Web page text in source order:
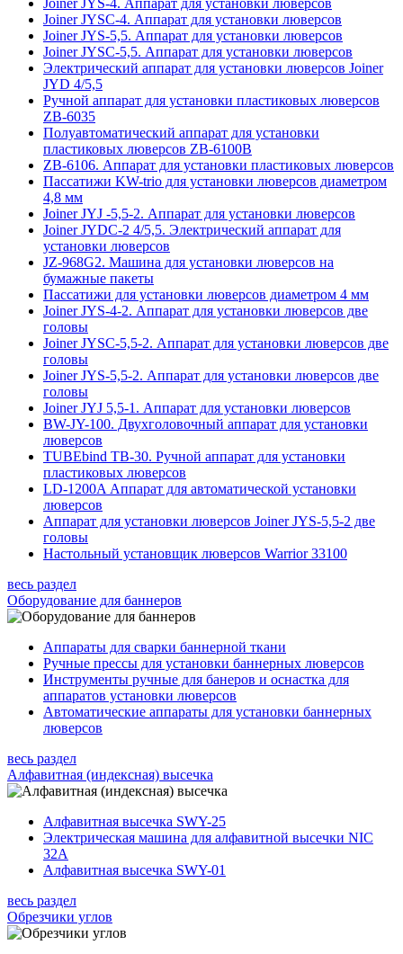
Joiner JYSС-4. Аппарат для установки люверсов
Joiner JYS-5,5. Аппарат для установки люверсов
Joiner JYSС-5,5. Аппарат для установки люверсов
Электрический аппарат для установки люверсов Joiner
JYD 4/5,5
Ручной аппарат для установки пластиковых люверсов
ZB-6035
Полуавтоматический аппарат для установки
пластиковых люверсов ZB-6100В
ZB-6106. Аппарат для установки пластиковых люверсов
Пассатижи KW-trio для установки люверсов диаметром
4,8 мм
Joiner JYJ -5,5-2. Аппарат для установки люверсов
Joiner JYDС-2 4/5,5. Электрический аппарат для
установки люверсов
JZ-968G2. Машина для установки люверсов на
бумажные пакеты
Пассатижи для установки люверсов диаметром 4 мм
Joiner JYS-4-2. Аппарат для установки люверсов две
головы
Joiner JYSC-5,5-2. Аппарат для установки люверсов две
головы
Joiner JYS-5,5-2. Аппарат для установки люверсов две
головы
Joiner JYJ 5,5-1. Аппарат для установки люверсов
BW-JY-100. Двухголовочный аппарат для установки
люверсов
TUBEbind TB-30. Ручной аппарат для установки
пластиковых люверсов
LD-1200A Аппарат для автоматической установки
люверсов
Аппарат для установки люверсов Joiner JYS-5,5-2 две
головы
Настольный установщик люверсов Warrior 33100
весь раздел
Оборудование для баннеров
Аппараты для сварки баннерной ткани
Ручные прессы для установки баннерных люверсов
Инструменты ручные для банеров и оснастка для
аппаратов установки люверсов
Автоматические аппараты для установки баннерных
люверсов
весь раздел
Алфавитная (индексная) высечка
Алфавитная высечка SWY-25
Электрическая машина для алфавитной высечки NIC
32A
Алфавитная высечка SWY-01
весь раздел
Обрезчики углов